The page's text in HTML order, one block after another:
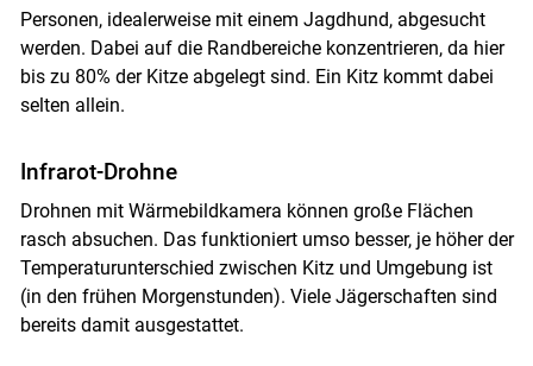
Personen, idealerweise mit einem Jagdhund, abgesucht
werden. Dabei auf die Randbereiche konzentrieren, da hier
bis zu 80% der Kitze abgelegt sind. Ein Kitz kommt dabei
selten allein.
Infrarot-Drohne
Drohnen mit Wärmebildkamera können große Flächen
rasch absuchen. Das funktioniert umso besser, je höher der
Temperaturunterschied zwischen Kitz und Umgebung ist
(in den frühen Morgenstunden). Viele Jägerschaften sind
bereits damit ausgestattet.